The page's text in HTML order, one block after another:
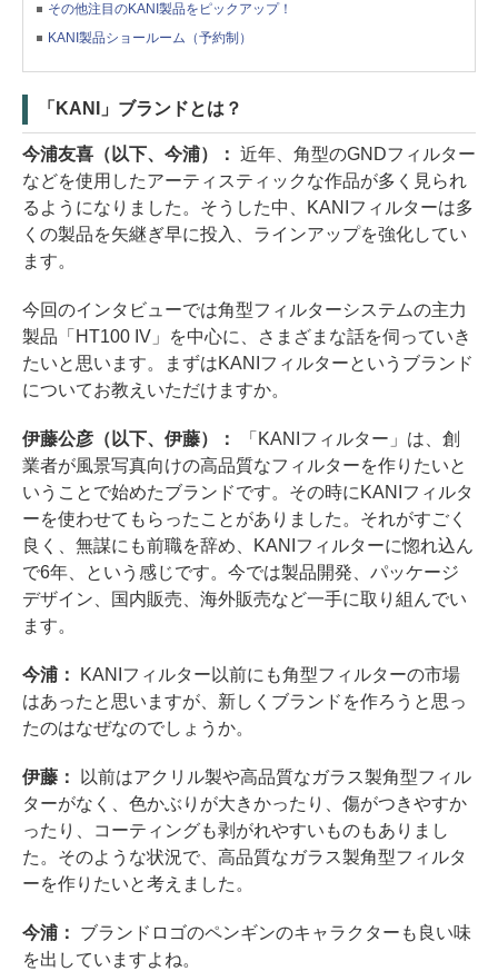
その他注目のKANI製品をピックアップ！
KANI製品ショールーム（予約制）
「KANI」ブランドとは？
今浦友喜（以下、今浦）： 近年、角型のGNDフィルター
などを使用したアーティスティックな作品が多く見られ
るようになりました。そうした中、KANIフィルターは多
くの製品を矢継ぎ早に投入、ラインアップを強化してい
ます。
今回のインタビューでは角型フィルターシステムの主力
製品「HT100 IV」を中心に、さまざまな話を伺っていき
たいと思います。まずはKANIフィルターというブランド
についてお教えいただけますか。
伊藤公彦（以下、伊藤）：
「KANIフィルター」は、創
業者が風景写真向けの高品質なフィルターを作りたいと
いうことで始めたブランドです。その時にKANIフィルタ
ーを使わせてもらったことがありました。それがすごく
良く、無謀にも前職を辞め、KANIフィルターに惚れ込ん
で6年、という感じです。今では製品開発、パッケージ
デザイン、国内販売、海外販売など一手に取り組んでい
ます。
今浦：
KANIフィルター以前にも角型フィルターの市場
はあったと思いますが、新しくブランドを作ろうと思っ
たのはなぜなのでしょうか。
伊藤：
以前はアクリル製や高品質なガラス製角型フィル
ターがなく、色かぶりが大きかったり、傷がつきやすか
ったり、コーティングも剥がれやすいものもありまし
た。そのような状況で、高品質なガラス製角型フィルタ
ーを作りたいと考えました。
今浦： ブランドロゴのペンギンのキャラクターも良い味
を出していますよね。